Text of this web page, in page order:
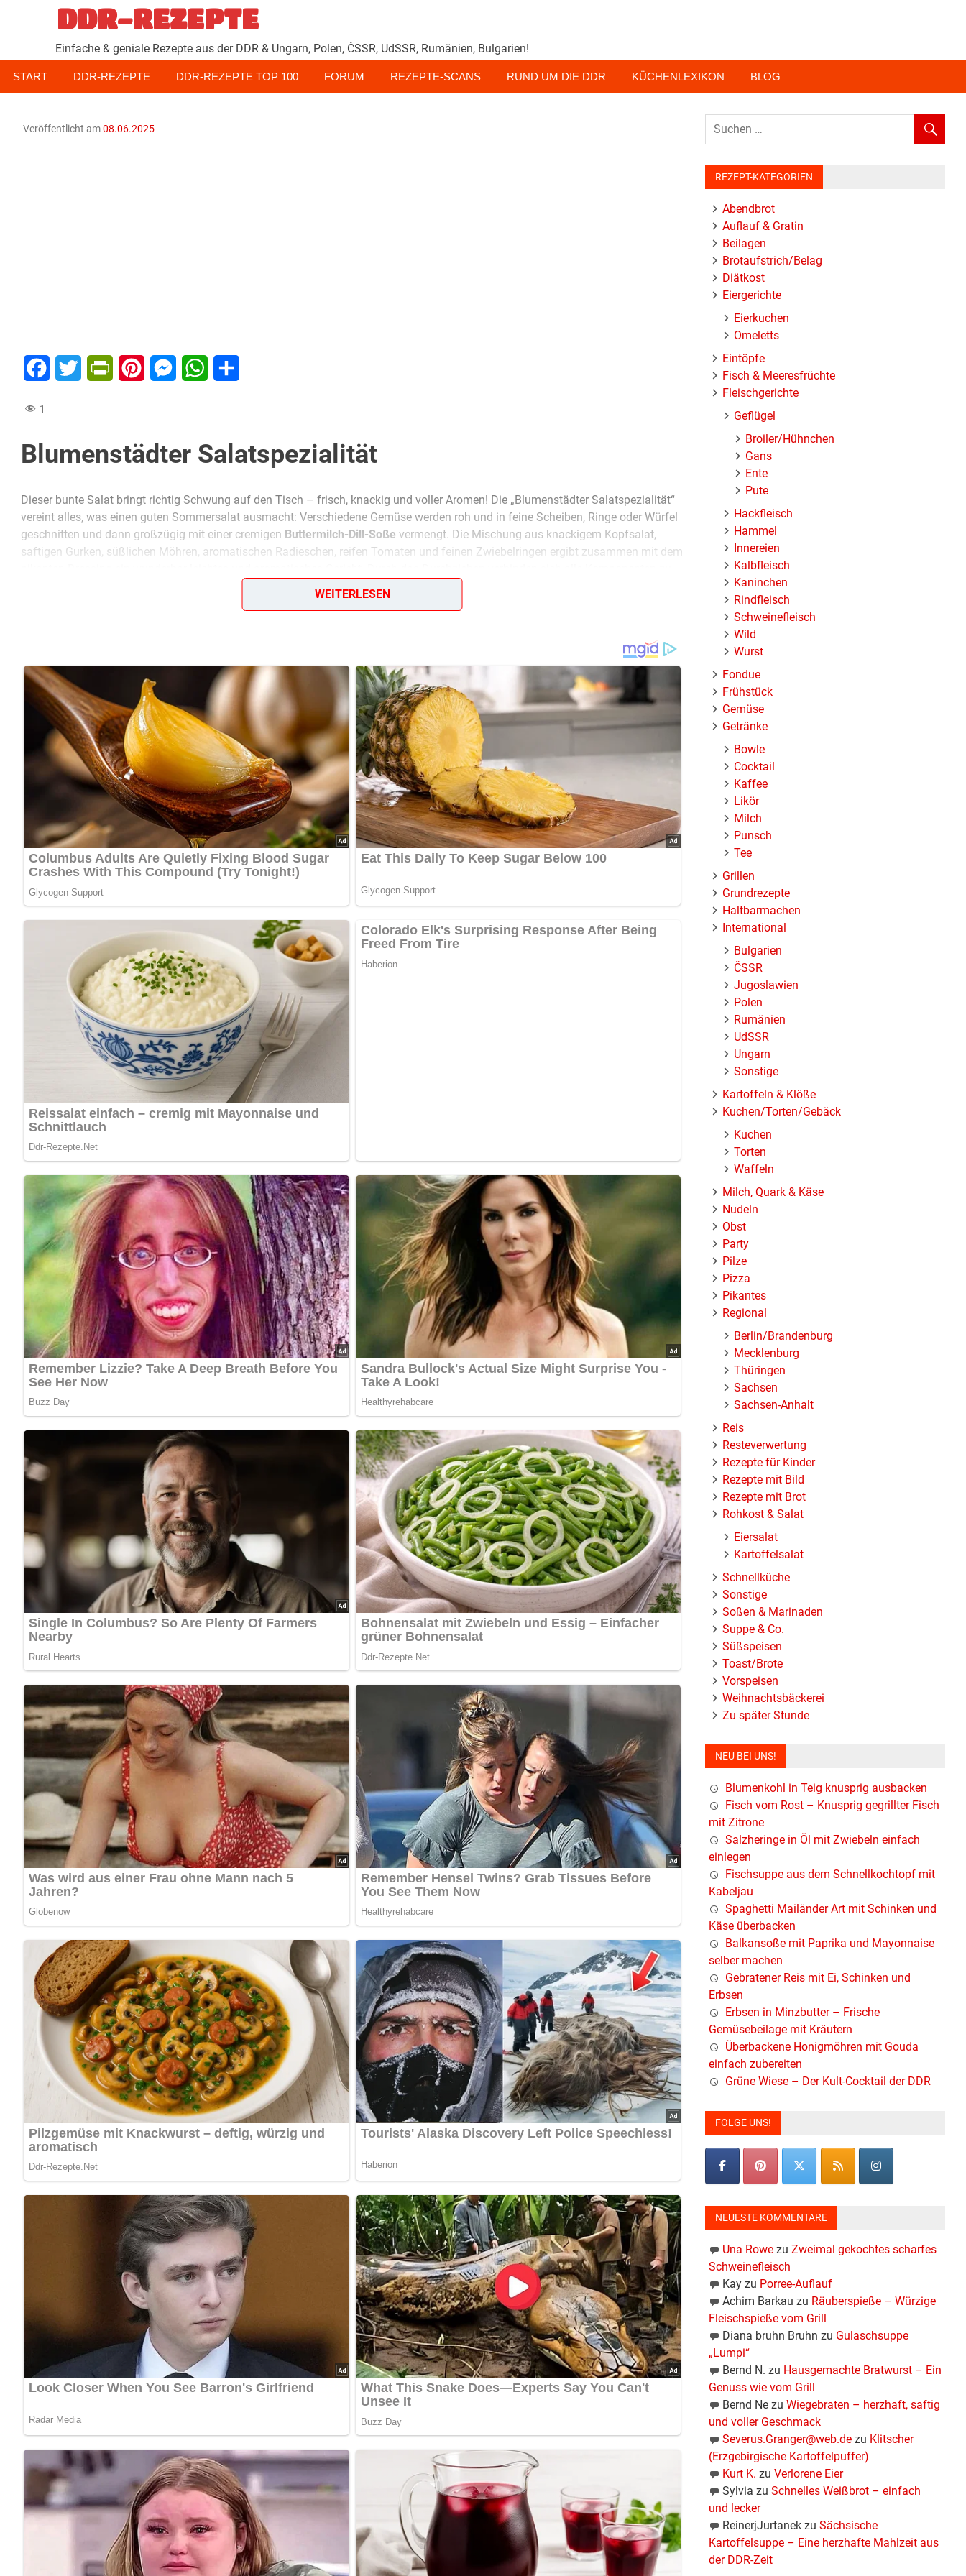
Zum
Inhalt
springen
DDR-REZEPTE
Einfache & geniale Rezepte aus der DDR & Ungarn, Polen, ČSSR, UdSSR, Rumänien, Bulgarien!
START DDR-REZEPTE DDR-REZEPTE TOP 100 FORUM REZEPTE-SCANS RUND UM DIE DDR KÜCHENLEXIKON BLOG
Veröffentlicht am08.06.2025
FacebookTwitter PrintFriendly
PinterestMessengerWhatsApp
1
Blumenstädter Salatspezialität
Dieser bunte Salat bringt richtig Schwung auf den Tisch – frisch, knackig und voller Aromen! Die „Blumenstädter Salatspezialität“
vereint alles, was einen guten Sommersalat ausmacht: Verschiedene Gemüse werden roh und in feine Scheiben, Ringe oder Würfel
geschnitten und dann großzügig mit einer cremigen Buttermilch-Dill-Soße vermengt. Die Mischung aus knackigem Kopfsalat,
saftigen Gurken, süßlichen Möhren, aromatischen Radieschen, reifen Tomaten und feinen Zwiebelringen ergibt zusammen mit dem
einem harmonischen Ganzen, das als Beilage genauso überzeugt wie als eigenständige Mahlzeit. Die frische Säure der Buttermilch,
Zutaten
2 Köpfe Salat
1 Salatgurke
4 bis 6 Möhren
3 Tomaten
1 Bund Radieschen
2 Zwiebeln
1/4 Liter Buttermilch
4 Eßlöffel Öl
Dill
Glutal
Senf
Speisewürze
Worcestersoße
Lob, Kritik, Fragen oder Anregungen zum Rezept? Dann hinterlasse doch bitte einen Kommentar am Ende dieser Seite!
Zubereitung
Salatsoße bereiten.
Roh geraspelte Möhren, Zwiebelringe, Scheiben von Salatgurke, Radieschenscheiben, zum Schluß Kopfsalatblätter und
Tomatenwürfel untermischen und alles gut durchziehen lassen.
Kennst du schon unser tolles DDR-Quiz?Was weißt du noch alles über die DDR? Teste dein Wissen jetzt!
Dieses Rezept bei Pinterest merken
[Nach: Von Apfelkartoffeln bis Zwiebelkuchen / Drummer/Muskewitz » VEB Fachbuchverlag Leipzig, 1987]
Jetzt Sterne vergeben – Rezept bewerten
WEITERLESEN
REZEPT-KATEGORIEN
Abendbrot
Auflauf & Gratin
Beilagen
Brotaufstrich/Belag
Diätkost
Eiergerichte
Eierkuchen
Omeletts
Eintöpfe
Fisch & Meeresfrüchte
Fleischgerichte
Geflügel
Broiler/Hühnchen
Gans
Ente
Pute
Hackfleisch
Hammel
Innereien
Kalbfleisch
Kaninchen
Rindfleisch
Schweinefleisch
Wild
Wurst
Fondue
Frühstück
Gemüse
Getränke
Bowle
Cocktail
Kaffee
Likör
Milch
Punsch
Tee
Grillen
Grundrezepte
Haltbarmachen
International
Bulgarien
ČSSR
Jugoslawien
Polen
Rumänien
UdSSR
Ungarn
Sonstige
Kartoffeln & Klöße
Kuchen/Torten/Gebäck
Kuchen
Torten
Waffeln
Milch, Quark & Käse
Nudeln
Obst
Party
Pilze
Pizza
Pikantes
Regional
Berlin/Brandenburg
Mecklenburg
Thüringen
Sachsen
Sachsen-Anhalt
Reis
Resteverwertung
Rezepte für Kinder
Rezepte mit Bild
Rezepte mit Brot
Rohkost & Salat
Eiersalat
Kartoffelsalat
Schnellküche
Sonstige
Soßen & Marinaden
Suppe & Co.
Süßspeisen
Toast/Brote
Vorspeisen
Weihnachtsbäckerei
Zu später Stunde
NEU BEI UNS!
Blumenkohl in Teig knusprig ausbacken
Fisch vom Rost – Knusprig gegrillter Fisch
mit Zitrone
Salzheringe in Öl mit Zwiebeln einfach
einlegen
Fischsuppe aus dem Schnellkochtopf mit
Kabeljau
Spaghetti Mailänder Art mit Schinken und
Käse überbacken
Balkansoße mit Paprika und Mayonnaise
selber machen
Gebratener Reis mit Ei, Schinken und
Erbsen
Erbsen in Minzbutter – Frische
Gemüsebeilage mit Kräutern
Überbackene Honigmöhren mit Gouda
einfach zubereiten
Grüne Wiese – Der Kult-Cocktail der DDR
FOLGE UNS!
NEUESTE KOMMENTARE
Una Rowezu Zweimal gekochtes scharfes
Schweinefleisch
Kayzu Porree-Auflauf
Achim Barkau zu Räuberspieße – Würzige
Fleischspieße vom Grill
Diana bruhn Bruhn zu Gulaschsuppe
„Lumpi“
Bernd N. zu Hausgemachte Bratwurst – Ein
Genuss wie vom Grill
Bernd Nezu Wiegebraten – herzhaft, saftig
und voller Geschmack
Severus.Granger@web.dezu Klitscher
(Erzgebirgische Kartoffelpuffer)
Kurt K. zu Verlorene Eier
Sylvia zu Schnelles Weißbrot – einfach
und lecker
ReinerjJurtanekzu Sächsische
Kartoffelsuppe – Eine herzhafte Mahlzeit aus
der DDR-Zeit